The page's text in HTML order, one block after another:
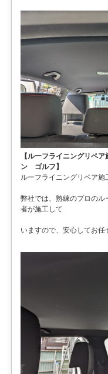
【ルーフライニングリペ
ン ゴルフ】
ルーフライニングリペア施
弊社では、熟練のプロの
者が施工して
いますので、安心してお任